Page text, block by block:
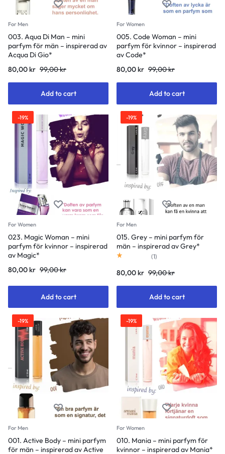
For Men
003. Aqua Di Man – mini
parfym för män – inspirerad av
Acqua Di Gio*
80,00kr 99,00kr
Add to cart
For Women
005. Code Woman – mini
parfym för kvinnor – inspirerad
av Code*
80,00kr 99,00kr
Add to cart
-19%
For Women
023. Magic Woman – mini
parfym för kvinnor – inspirerad
av Magic*
80,00kr 99,00kr
Add to cart
-19%
For Men
015. Grey – mini parfym för
män – inspirerad av Grey*
Rated out of 5
(1)
80,00kr 99,00kr
Add to cart
-19%
For Men
001. Active Body – mini parfym
för män – inspirerad av Active
-19%
For Women
010. Mania – mini parfym för
kvinnor – inspirerad av Mania*